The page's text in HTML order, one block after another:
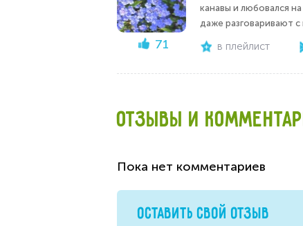
71
канавы и любовался
даже разговаривают
в плейлист
ОТЗЫВЫ И
Пока нет комментариев
ОСТАВИТЬ СВОЙ ОТЗЫВ